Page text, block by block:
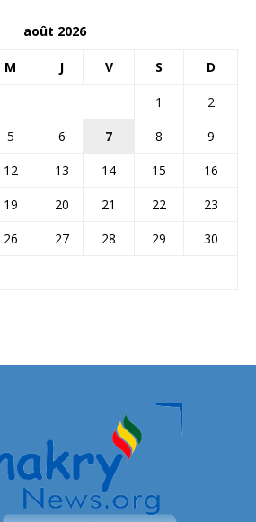
août 2026
M J V S D
1
2
5 6 7 8
9
12 13 14 15
16
19 20 21 22
23
26 27 28 29
30